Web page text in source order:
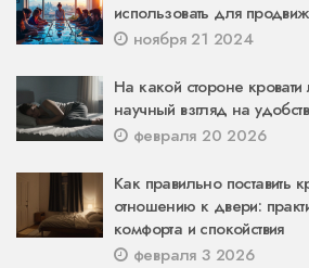
использовать для
ноября 21 2024
На какой стороне кровати
научный взгляд на
февраля 20 2026
Как правильно поставить
отношению к двери:
комфорта и спокойствия
февраля 3 2026